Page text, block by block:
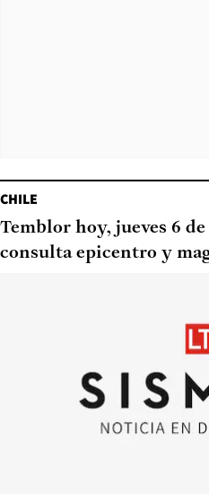
CHILE
Temblor hoy, jueves 6
consulta epicentro y